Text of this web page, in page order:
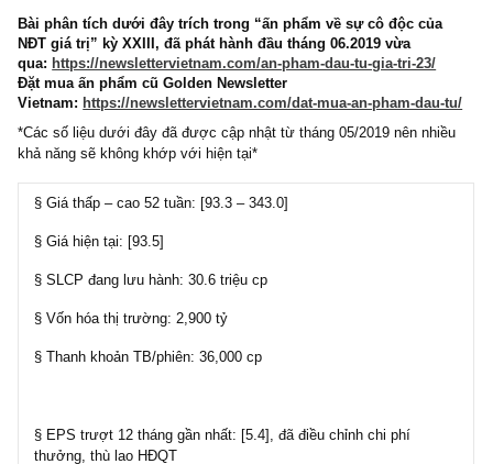
những case kinh điển để sau nầy NĐT cá nhân chúng ta nhìn
hơn nữa là những người điều tiết thị trường xem lại, từ đó
nghiêm minh từ khâu IPO, giúp TTCK quay trở lại bản chất văn
mà nó được sinh ra…
Bài phân tích dưới đây trích trong “ấn phẩm về sự cô độc của
NĐT giá trị” kỳ XXIII, đã phát hành đầu tháng 06.2019 vừa
Đặt mua ấn phẩm cũ Golden Newsletter
Vietnam:https://newslettervietnam.com/dat-mua-an-pham-
*Các số liệu dưới đây đã được cập nhật từ tháng 05/2019 nên
khả năng sẽ không khớp với hiện tại*
§ Giá thấp – cao 52 tuần: [93.3 – 343.0]
§ Giá hiện tại: [93.5]
§ Vốn hóa thị trường: 2,900 tỷ